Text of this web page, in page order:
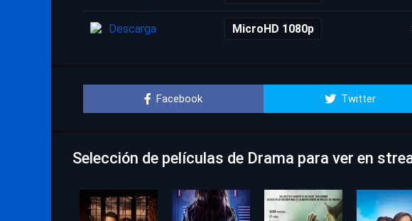
Descarga MicroHD 1080p
Facebook Twitter
Selección de películas de Drama para ver en